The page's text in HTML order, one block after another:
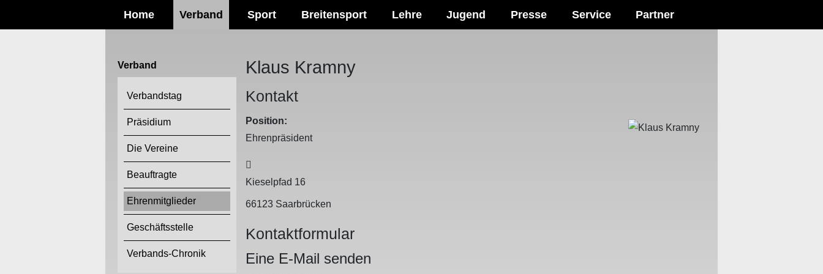
Home Verband Sport Breitensport Lehre Jugend Presse Service Partner
Verband
Verbandstag
Präsidium
Die Vereine
Beauftragte
Ehrenmitglieder
Geschäftsstelle
Verbands-Chronik
Klaus Kramny
Kontakt
Position:
Ehrenpräsident
Kieselpfad 16
66123 Saarbrücken
Kontaktformular
Eine E-Mail senden